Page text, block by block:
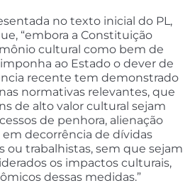
no texto inicial do PL,
“embora a Constituição
cultural como bem de
ao Estado o dever de
recente tem demonstrado
normativas relevantes, que
de alto valor cultural sejam
de penhora, alienação
decorrência de dívidas
ou trabalhistas, sem que sejam
os impactos culturais,
dessas medidas.”